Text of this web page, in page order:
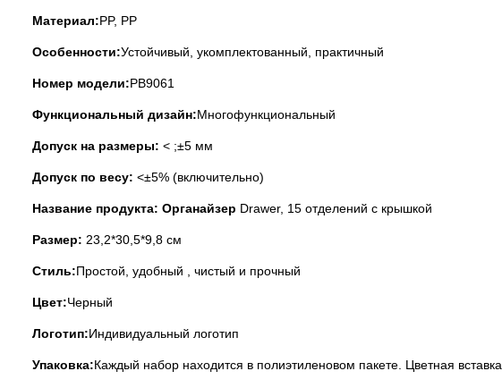
Материал:PP, PP
Особенности:Устойчивый, укомплектованный, практичный
Номер модели:PB9061
Функциональный дизайн:Многофункциональный
Допуск на размеры: < ;±5 мм
Допуск по весу: <±5% (включительно)
Название продукта: Органайзер Drawer, 15 отделений с крышкой
Размер: 23,2*30,5*9,8 см
Стиль:Простой, удобный , чистый и прочный
Цвет:Черный
Логотип:Индивидуальный логотип
Упаковка:Каждый набор находится в полиэтиленовом пакете. Цветная вставка